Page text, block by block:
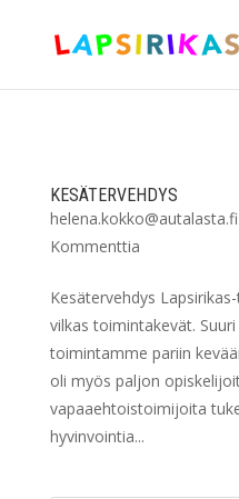
KESÄTERVEHDYS
helena.kokko@autalasta.fi
Kommenttia
Kesätervehdys
vilkas toimintakevät.
toimintamme pariin
oli myös paljon
vapaaehtoistoimijoita
hyvinvointia...